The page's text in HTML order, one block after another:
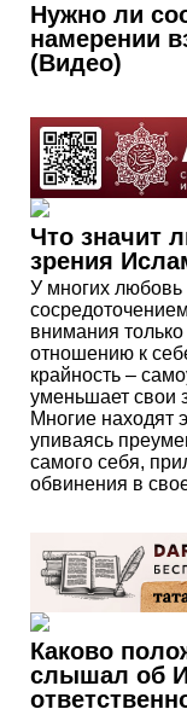
Нужно ли
намерении
(Видео)
Что значит
зрения
У многих любовь
внимания
отношению к
крайность –
уменьшает свои
Многие находят
упиваясь
самого себя,
обвинения в
Каково
слышал об